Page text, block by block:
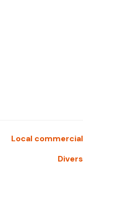
Local commercial
Divers